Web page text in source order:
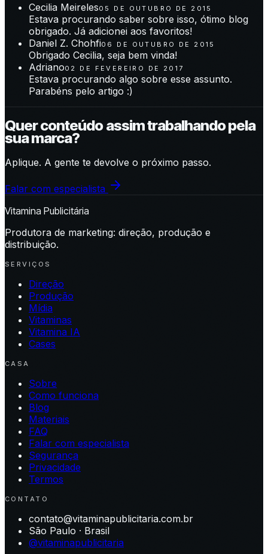
Cecilia Meireles05 DE OUTUBRO DE 2015
Estava procurando saber sobre isso, ótimo blog
obrigado. Já adicionei aos favoritos!
Daniel Z. Chohfi06 DE OUTUBRO DE 2015
Obrigado Cecilia, seja bem vinda!
Adriano02 DE FEVEREIRO DE 2017
Estava procurando algo sobre esse assunto.
Parabéns pelo artigo :)
Quer conteúdo assim trabalhando pela
sua marca?
Aplique. A gente te devolve o próximo passo.
Falar com especialista
Vitamina Publicitária
Produtora de marketing: direção, produção e
distribuição.
SERVIÇOS
Direção
Produção
Mídia
Vitaminas
Vitamina IA
Cases
CASA
Sobre
Como funciona
Blog
Materiais
FAQ
Falar com especialista
Segurança
Privacidade
Termos
CONTATO
contato@vitaminapublicitaria.com.br
São Paulo · Brasil
@vitaminapublicitaria